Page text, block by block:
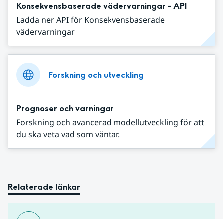
Konsekvensbaserade vädervarningar - API
Ladda ner API för Konsekvensbaserade
vädervarningar
Forskning och utveckling
Prognoser och varningar
Forskning och avancerad modellutveckling för att
du ska veta vad som väntar.
Relaterade länkar